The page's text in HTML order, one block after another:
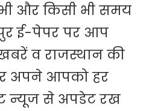
और किसी भी समय
ई-पेपर पर आप
व राजस्थान की
अपने आपको हर
न्यूज से अपडेट रख